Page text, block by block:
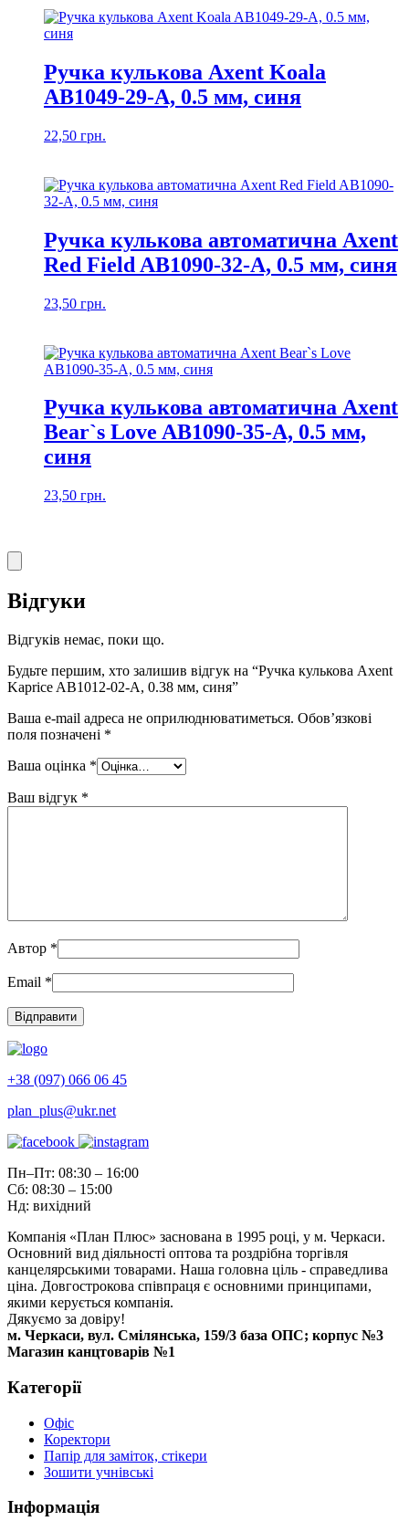
Ручка кулькова Axent Koala
AB1049-29-A, 0.5 мм, синя
22,50 грн.
Ручка кулькова автоматична Axent
Red Field AB1090-32-A, 0.5 мм, синя
23,50 грн.
Ручка кулькова автоматична Axent
Bear`s Love AB1090-35-A, 0.5 мм,
синя
23,50 грн.
Відгуки
Відгуків немає, поки що.
Будьте першим, хто залишив відгук на “Ручка кулькова Axent
Kaprice AB1012-02-A, 0.38 мм, синя”
Ваша e-mail адреса не оприлюднюватиметься. Обов’язкові
поля позначені *
Ваша оцінка *
Ваш відгук *
Автор *
Email *
+38 (097) 066 06 45
plan_plus@ukr.net
Пн–Пт: 08:30 – 16:00
Сб: 08:30 – 15:00
Нд: вихідний
Компанія «План Плюс» заснована в 1995 році, у м. Черкаси.
Основний вид діяльності оптова та роздрібна торгівля
канцелярськими товарами. Наша головна ціль - справедлива
ціна. Довгострокова співпраця є основними принципами,
якими керується компанія.
Дякуємо за довіру!
м. Черкаси, вул. Смілянська, 159/3 база ОПС; корпус №3
Магазин канцтоварів №1
Категорії
Офіс
Коректори
Папір для заміток, стікери
Зошити учнівські
Інформація